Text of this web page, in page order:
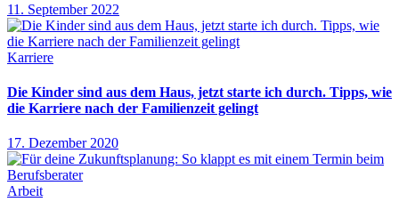
11. September 2022
Karriere
Die Kinder sind aus dem Haus, jetzt starte ich durch. Tipps, wie
die Karriere nach der Familienzeit gelingt
17. Dezember 2020
Arbeit